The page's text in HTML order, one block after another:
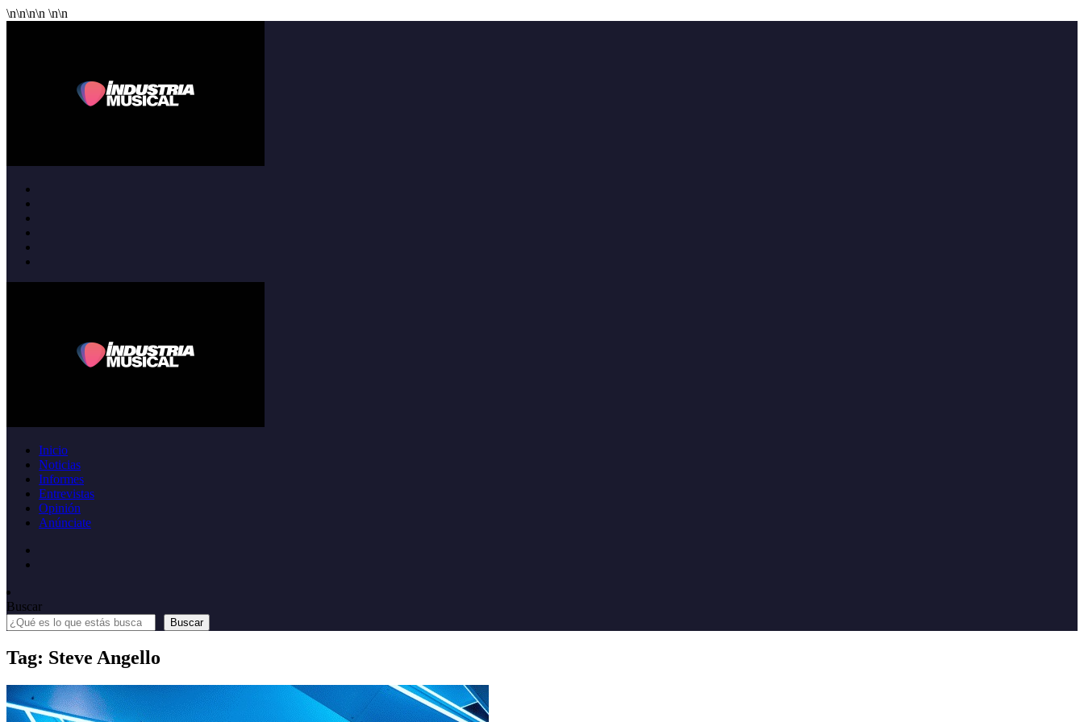
\n\n\n\n \n\n
Inicio
Noticias
Informes
Entrevistas
Opinión
Anúnciate
Buscar
Buscar
Tag: Steve Angello